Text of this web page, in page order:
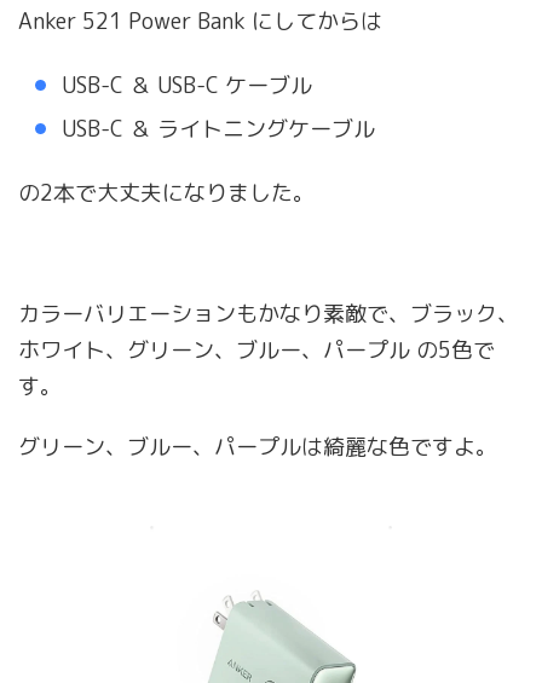
Anker 521 Power Bank にしてからは
USB-C ＆ USB-C ケーブル
USB-C ＆ ライトニングケーブル
の2本で大丈夫になりました。
カラーバリエーションもかなり素敵で、ブラック、
ホワイト、グリーン、ブルー、パープル の5色で
す。
グリーン、ブルー、パープルは綺麗な色ですよ。